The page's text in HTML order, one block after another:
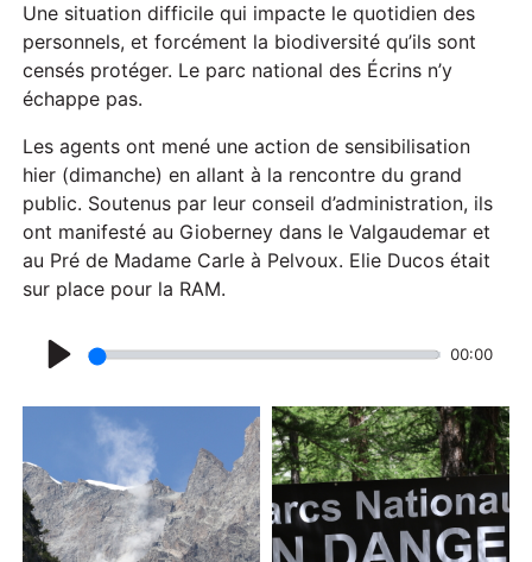
Une situation difficile qui impacte le quotidien des
personnels, et forcément la biodiversité qu’ils sont
censés protéger. Le parc national des Écrins n’y
échappe pas.
Les agents ont mené une action de sensibilisation
hier (dimanche) en allant à la rencontre du grand
public. Soutenus par leur conseil d’administration, ils
ont manifesté au Gioberney dans le Valgaudemar et
au Pré de Madame Carle à Pelvoux. Elie Ducos était
sur place pour la RAM.
y
00:00